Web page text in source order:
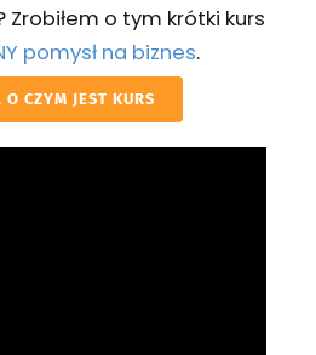
Zrobiłem o tym krótki kurs
pomysł na biznes.
O CZYM JEST KURS